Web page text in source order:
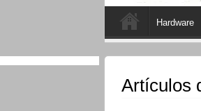
Hardware
Artículos